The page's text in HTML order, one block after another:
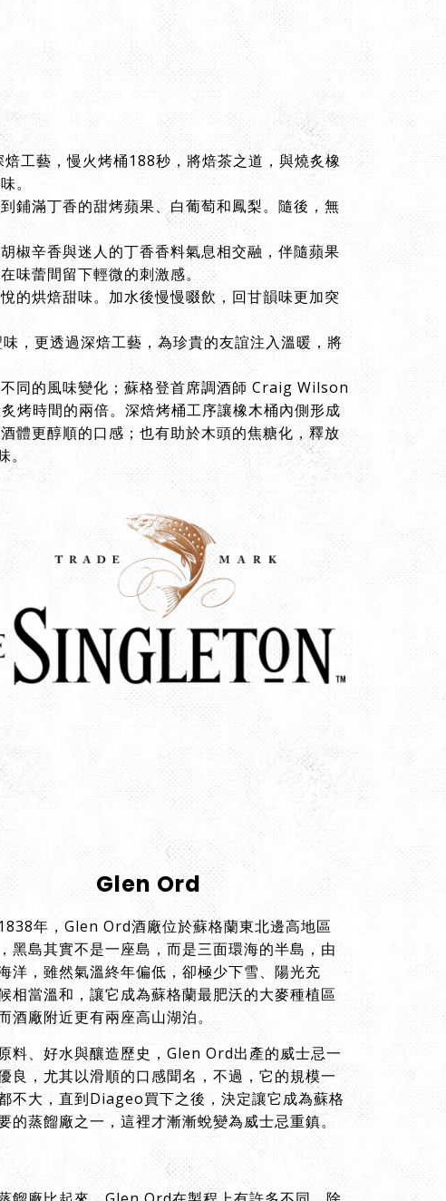
工藝，慢火烤桶188秒，將焙茶之道，與燒炙橡
。
鋪滿丁香的甜烤蘋果、白葡萄和鳳梨。隨後，無
椒辛香與迷人的丁香香料氣息相交融，伴隨蘋果
味蕾間留下輕微的刺激感。
的烘焙甜味。加水後慢慢啜飲，回甘韻味更加突
，更透過深焙工藝，為珍貴的友誼注入溫暖，將
同的風味變化；蘇格登首席調酒師 Craig Wilson
烤時間的兩倍。深焙烤桶工序讓橡木桶內側形成
體更醇順的口感；也有助於木頭的焦糖化，釋放
Glen Ord
年，Glen Ord酒廠位於蘇格蘭東北邊高地區
黑島其實不是一座島，而是三面環海的半島，由
洋，雖然氣溫終年偏低，卻極少下雪、陽光充
相當溫和，讓它成為蘇格蘭最肥沃的大麥種植區
酒廠附近更有兩座高山湖泊。
料、好水與釀造歷史，Glen Ord出產的威士忌一
良，尤其以滑順的口感聞名，不過，它的規模一
不大，直到Diageo買下之後，決定讓它成為蘇格
的蒸餾廠之一，這裡才漸漸蛻變為威士忌重鎮。